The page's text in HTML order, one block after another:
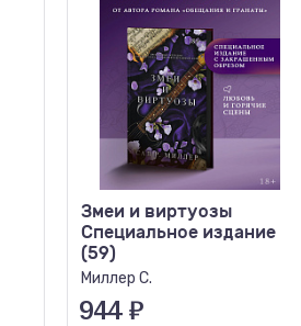
Змеи и виртуозы
Специальное издание
(59)
Миллер С.
944 ₽